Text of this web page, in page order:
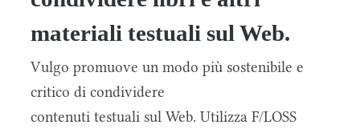
materiali testuali sul Web.
Vulgo promuove un modo più sostenibile e
critico di condividere
contenuti testuali sul Web. Utilizza F/LOSS